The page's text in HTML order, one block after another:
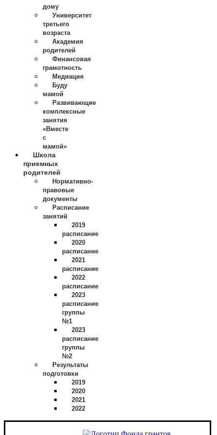
дому
Университет
третьего
возраста
Академия
родителей
Финансовая
грамотность
Медиация
Буду
мамой
Развивающие
комплексные
занятия
«Вместе
с
мамой»
Школа
приемных
родителей
Нормативно-
правовые
документы
Расписание
занятий
2019
расписание
2020
расписание
2021
расписание
2022
расписание
2023
расписание
группы
№1
2023
расписание
группы
№2
Результаты
подготовки
2019
2020
2021
2022